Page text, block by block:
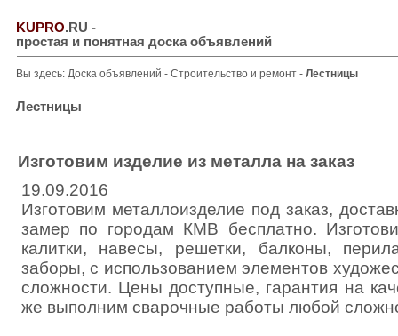
KUPRO.RU -
простая и понятная доска объявлений
Вы здесь: Доска объявлений - Строительство и ремонт - Лестницы
Лестницы
Изготовим изделие из металла на заказ
19.09.2016
Изготовим металлоизделие под заказ,
замер по городам КМВ бесплатно.
калитки, навесы, решетки, балконы,
заборы, с использованием элементов
сложности. Цены доступные, гарантия на
же выполним сварочные работы любой